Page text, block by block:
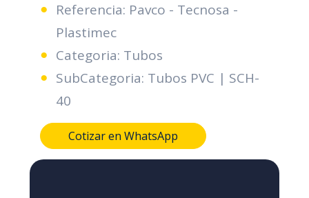
Referencia: Pavco - Tecnosa -
Plastimec
Categoria: Tubos
SubCategoria: Tubos PVC | SCH-
40
Cotizar en WhatsApp